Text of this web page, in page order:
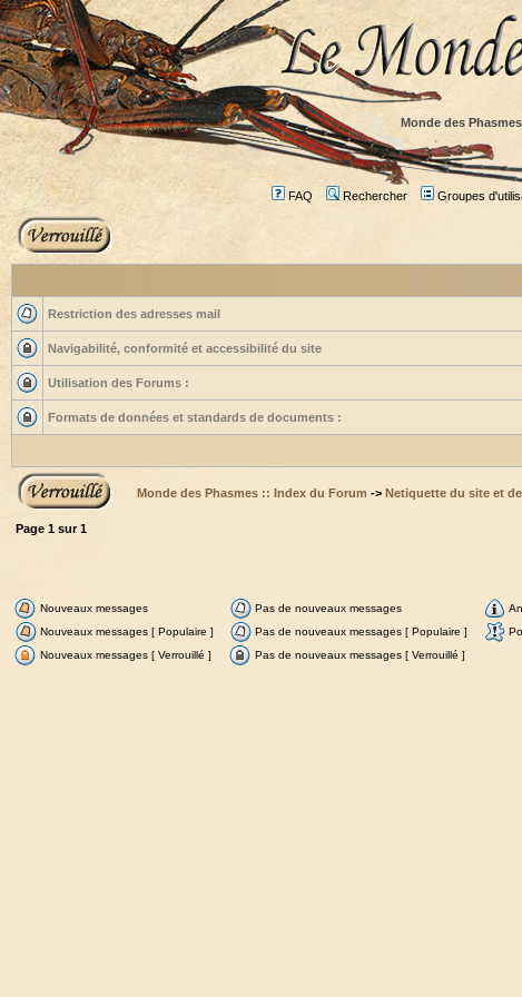
Monde des
FAQ Rechercher Groupes
Restriction des adresses mail
Navigabilité, conformité et accessibilité du site
Utilisation des Forums :
Formats de données et standards de documents :
Monde des Phasmes :: Index du Forum -> Netiquette du site et
Page 1 sur1
Nouveaux messages Pas de nouveaux messages
Nouveaux messages [ Populaire ]
Pas de nouveaux messages [ Populaire ]
Nouveaux messages [ Verrouillé ]
Pas de nouveaux messages [ Verrouillé ]